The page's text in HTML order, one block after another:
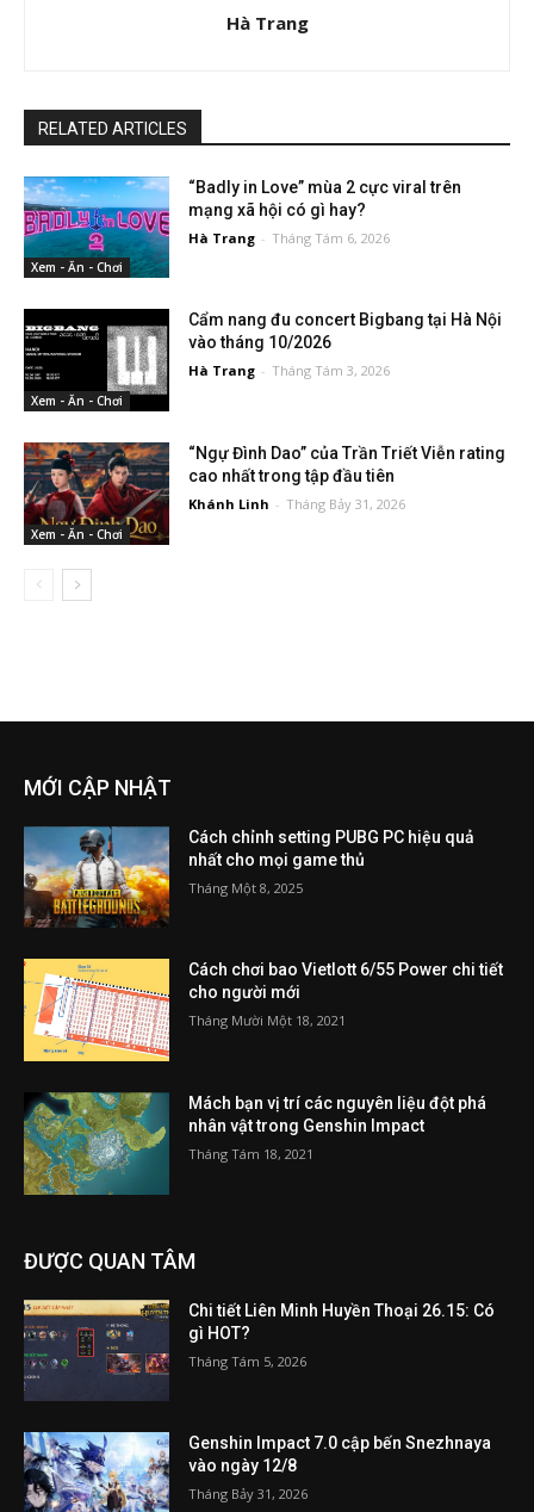
Hà Trang
RELATED ARTICLES
Xem - Ăn - Chơi
“Badly in Love” mùa 2 cực viral trên
mạng xã hội có gì hay?
Hà Trang - Tháng Tám 6, 2026
Xem - Ăn - Chơi
Cẩm nang đu concert Bigbang tại Hà Nội
vào tháng 10/2026
Hà Trang - Tháng Tám 3, 2026
Xem - Ăn - Chơi
“Ngự Đình Dao” của Trần Triết Viễn rating
cao nhất trong tập đầu tiên
Khánh Linh - Tháng Bảy 31, 2026
MỚI CẬP NHẬT
Cách chỉnh setting PUBG PC hiệu quả
nhất cho mọi game thủ
Tháng Một 8, 2025
Cách chơi bao Vietlott 6/55 Power chi tiết
cho người mới
Tháng Mười Một 18, 2021
Mách bạn vị trí các nguyên liệu đột phá
nhân vật trong Genshin Impact
Tháng Tám 18, 2021
ĐƯỢC QUAN TÂM
Chi tiết Liên Minh Huyền Thoại 26.15: Có
gì HOT?
Tháng Tám 5, 2026
Genshin Impact 7.0 cập bến Snezhnaya
vào ngày 12/8
Tháng Bảy 31, 2026